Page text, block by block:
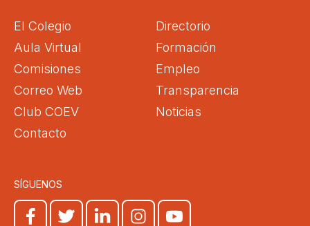
El Colegio
Directorio
Aula Virtual
Formación
Comisiones
Empleo
Correo Web
Transparencia
Club COEV
Noticias
Contacto
SÍGUENOS